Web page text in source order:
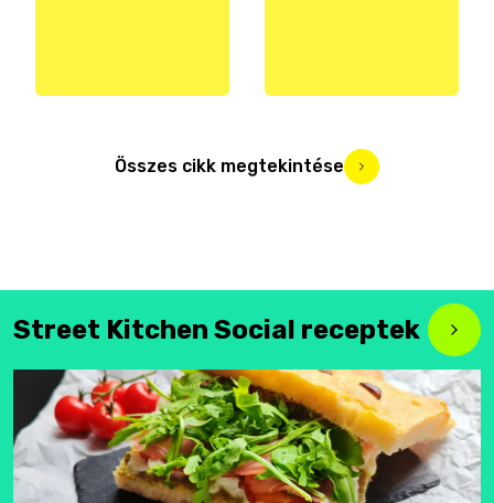
Összes cikk megtekintése
Street Kitchen Social receptek